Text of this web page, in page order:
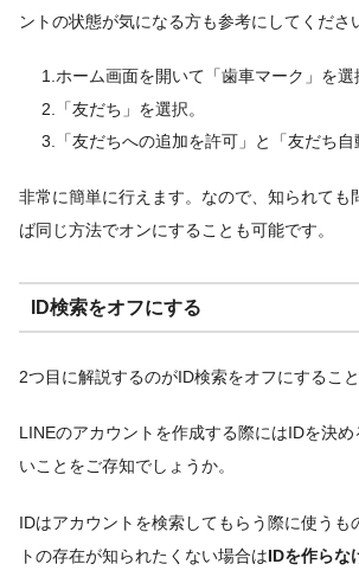
ントの状態が気になる方も参考にしてくださ
1.ホーム画面を開いて「歯車マーク」を選
2.「友だち」を選択。
3.「友だちへの追加を許可」と「友だち自
非常に簡単に行えます。なので、知られても
ば同じ方法でオンにすることも可能です。
ID検索をオフにする
2つ目に解説するのがID検索をオフにすること
LINEのアカウントを作成する際にはIDを決
いことをご存知でしょうか。
IDはアカウントを検索してもらう際に使うも
トの存在が知られたくない場合はIDを作らな